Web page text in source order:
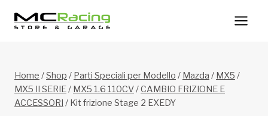
Home /Shop / Parti Speciali per Modello / Mazda / MX5 /
MX5 II SERIE/ MX5 1.6 110CV/CAMBIO FRIZIONE E
ACCESSORI / Kit frizione Stage 2 EXEDY